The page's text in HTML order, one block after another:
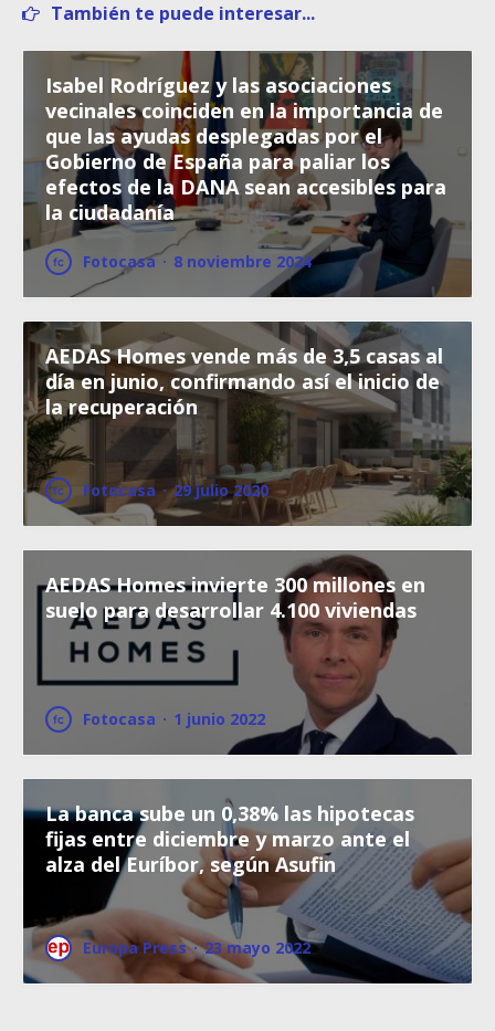
También te puede interesar...
Isabel Rodríguez y las asociaciones
vecinales coinciden en la importancia de
que las ayudas desplegadas por el
Gobierno de España para paliar los
efectos de la DANA sean accesibles para
la ciudadanía
Fotocasa · 8 noviembre 2024
AEDAS Homes vende más de 3,5 casas al
día en junio, confirmando así el inicio de
la recuperación
Fotocasa · 29 julio 2020
AEDAS Homes invierte 300 millones en
suelo para desarrollar 4.100 viviendas
Fotocasa · 1 junio 2022
La banca sube un 0,38% las hipotecas
fijas entre diciembre y marzo ante el
alza del Euríbor, según Asufin
Europa Press · 23 mayo 2022